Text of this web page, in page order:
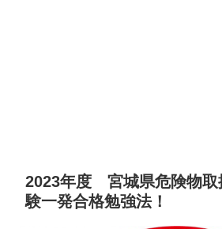
2023年度 宮城県危険物取
験一発合格勉強法！